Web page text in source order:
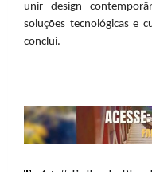
unir design
soluções tecnológicas e
conclui.